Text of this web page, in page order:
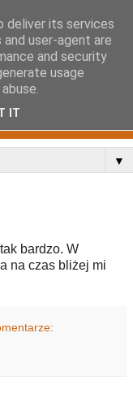
▼
bardzo. W
na czas bliżej mi
deliver its services
user-agent are
and security
usage
IT